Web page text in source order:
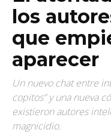
los
que
aparecer
Un nuevo chat entre
copitos” y una nueva
existieron autores
magnicidio.